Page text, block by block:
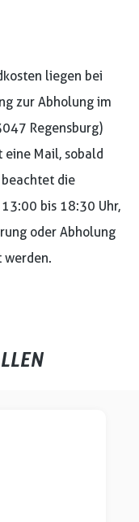
liegen bei
zur Abholung im
Regensburg)
Mail, sobald
die
bis 18:30 Uhr,
oder Abholung
werden.